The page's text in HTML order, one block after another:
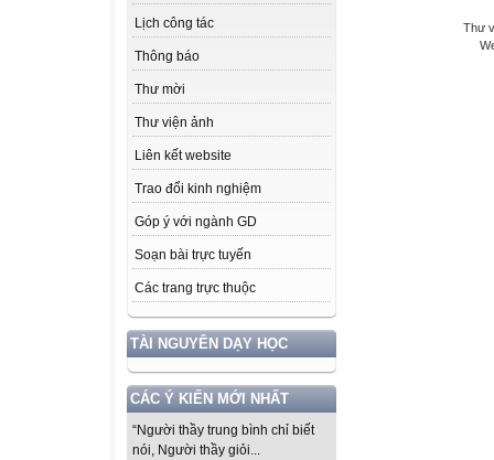
Lịch công tác
Thông báo
Thư mời
Thư viện ảnh
Liên kết website
Trao đổi kinh nghiệm
Góp ý với ngành GD
Soạn bài trực tuyến
Các trang trực thuộc
TÀI NGUYÊN DẠY HỌC
CÁC Ý KIẾN MỚI NHẤT
“Người thầy trung bình chỉ biết
nói, Người thầy giỏi...
Thư